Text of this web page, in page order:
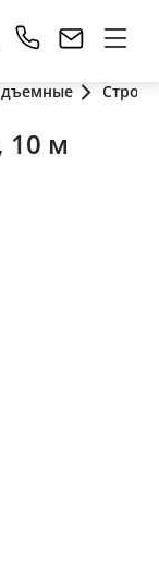
10 м